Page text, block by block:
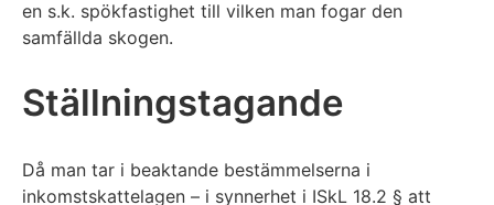
en s.k. spökfastighet till vilken man fogar den
samfällda skogen.
Ställningstagande
Då man tar i beaktande bestämmelserna i
inkomstskattelagen – i synnerhet i ISkL 18.2 § att